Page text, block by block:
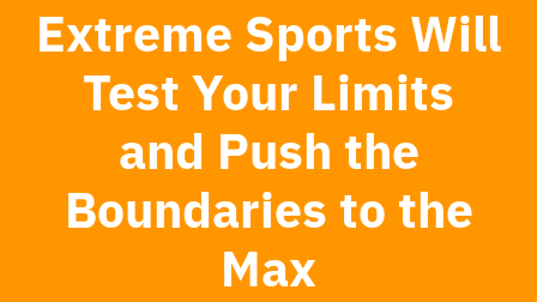
Extreme Sports Will
Test Your Limits
and Push the
Boundaries to the
Max